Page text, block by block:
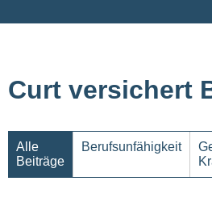
Curt versichert
Alle
Beiträge
Berufsunfähigkeit